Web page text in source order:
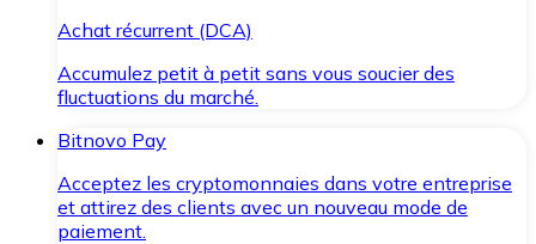
Achat récurrent (DCA)
Accumulez petit à petit sans vous soucier des
fluctuations du marché.
Bitnovo Pay
Acceptez les cryptomonnaies dans votre entreprise
et attirez des clients avec un nouveau mode de
paiement.